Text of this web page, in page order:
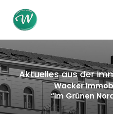
Aktuelles aus der
Wacker
“Im Grünen